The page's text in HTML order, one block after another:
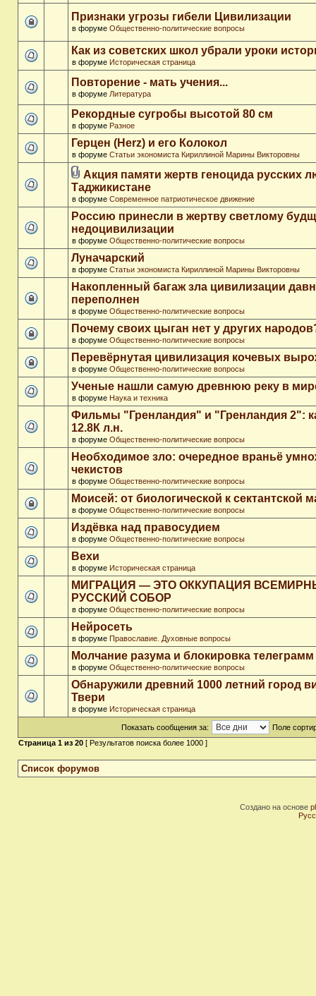
Признаки угрозы гибели Цивилизации
в форуме Общественно-политические вопросы
Как из советских школ убрали уроки
в форуме Историческая страница
Повторение - мать учения...
в форуме Литература
Рекордные сугробы высотой 80 см
в форуме Разное
Герцен (Herz) и его Колокол
в форуме Статьи экономиста Кириллиной Марины Викторовны
Акция памяти жертв геноцида русских
Таджикистане
в форуме Современное патриотическое движение
Россию принесли в жертву светлому
недоцивилизации
в форуме Общественно-политические вопросы
Луначарский
в форуме Статьи экономиста Кириллиной Марины Викторовны
Накопленный багаж зла цивилизации
переполнен
в форуме Общественно-политические вопросы
Почему своих цыган нет у других
в форуме Общественно-политические вопросы
Перевёрнутая цивилизация кочевых
в форуме Общественно-политические вопросы
Ученые нашли самую древнюю реку в
в форуме Наука и техника
Фильмы "Гренландия" и "Гренландия 2":
12.8К л.н.
в форуме Общественно-политические вопросы
Необходимое зло: очередное враньё
чекистов
в форуме Общественно-политические вопросы
Моисей: от биологической к сектантской
в форуме Общественно-политические вопросы
Издёвка над правосудием
в форуме Общественно-политические вопросы
Вехи
в форуме Историческая страница
МИГРАЦИЯ — ЭТО ОККУПАЦИЯ
РУССКИЙ СОБОР
в форуме Общественно-политические вопросы
Нейросеть
в форуме Православие. Духовные вопросы
Молчание разума и блокировка телеграмм
в форуме Общественно-политические вопросы
Обнаружили древний 1000 летний город
Твери
в форуме Историческая страница
Показать сообщения за:
Поле
Страница 1 из 20 [ Результатов поиска более 1000 ]
Список форумов
Создано на основе